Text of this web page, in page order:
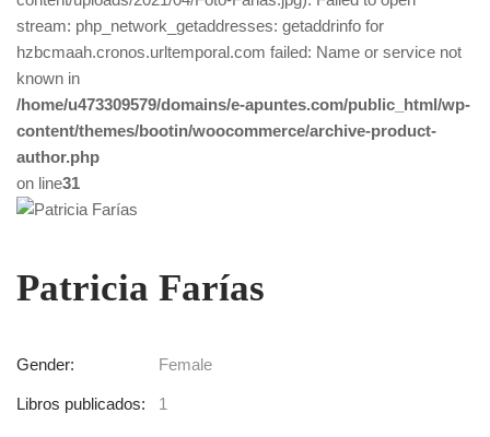
stream: php_network_getaddresses: getaddrinfo for
hzbcmaah.cronos.urltemporal.com failed: Name or service not
known in
/home/u473309579/domains/e-apuntes.com/public_html/wp-
content/themes/bootin/woocommerce/archive-product-
author.php
on line31
Patricia Farías
Gender: Female
Libros publicados: 1